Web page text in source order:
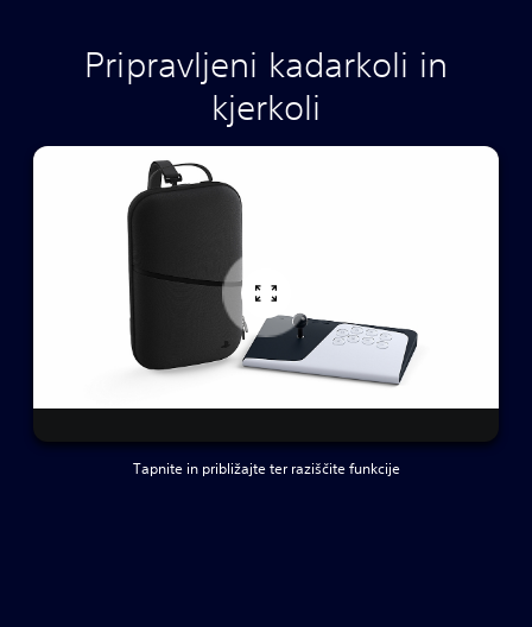
Pripravljeni kadarkoli in
kjerkoli
Tapnite in približajte ter raziščite funkcije